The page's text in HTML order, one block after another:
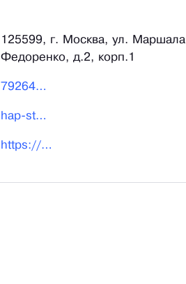
125599, г. Москва, ул. Маршала
Федоренко, д.2, корп.1
79264665020
hap-store@ya.ru
https://vk.com/h_a_p_p_y_s_t_o_r_e